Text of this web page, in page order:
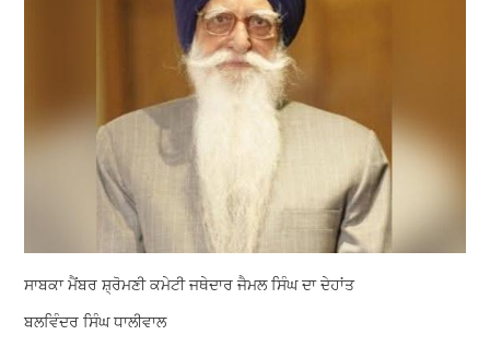
ਸਾਬਕਾ ਮੈਂਬਰ ਸ਼੍ਰੋਮਣੀ ਕਮੇਟੀ ਜਥੇਦਾਰ ਜੈਮਲ ਸਿੰਘ ਦਾ ਦੇਹਾਂਤ
ਬਲਵਿੰਦਰ ਸਿੰਘ ਧਾਲੀਵਾਲ